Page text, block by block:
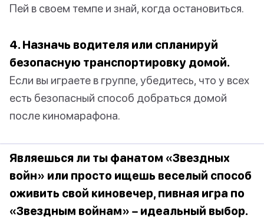
Пей в своем темпе и знай, когда остановиться.
4. Назначь водителя или спланируй
безопасную транспортировку домой.
Если вы играете в группе, убедитесь, что у всех
есть безопасный способ добраться домой
после киномарафона.
Являешься ли ты фанатом «Звездных
войн» или просто ищешь веселый способ
оживить свой киновечер, пивная игра по
«Звездным войнам» – идеальный выбор.